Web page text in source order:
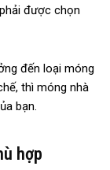
được chọn
đến loại móng
thì móng nhà
bạn.
hợp